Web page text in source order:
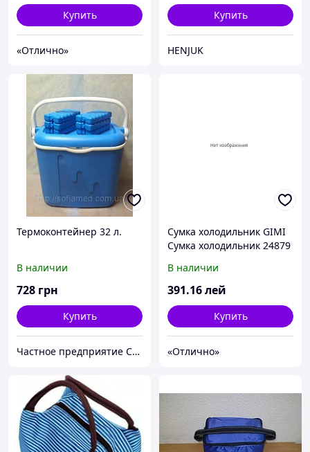
Купить
«Отлично»
Купить
HENJUK
Термоконтейнер 32 л.
В наличии
728 грн
Купить
Частное предприятие София Мед
Сумка холодильник GIMI
Сумка холодильник 24879
В наличии
391.16лей
Купить
«Отлично»